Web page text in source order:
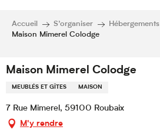
Accueil S’organiser
Hébergements
Maison Mimerel Colodge
Maison Mimerel Colodge
MEUBLÉS ET GÎTES MAISON
7 Rue Mimerel, 59100 Roubaix
M'y rendre